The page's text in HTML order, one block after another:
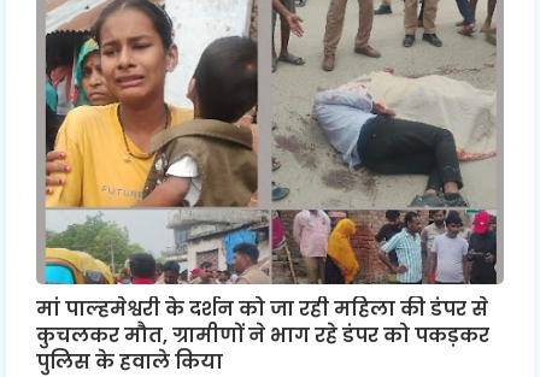
मां पाल्हमेश्वरी के दर्शन को जा रही महिला की डंपर से
कुचलकर मौत, ग्रामीणों ने भाग रहे डंपर को पकड़कर
पुलिस के हवाले किया